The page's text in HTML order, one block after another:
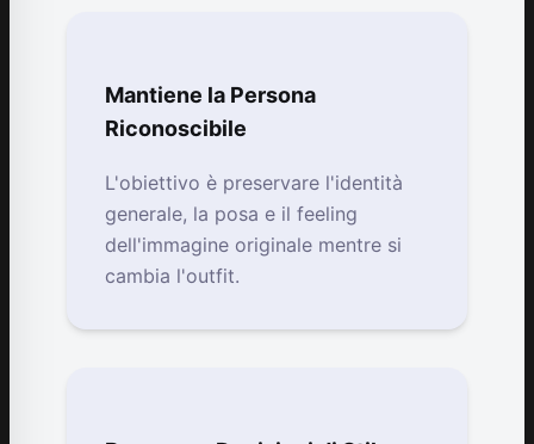
Mantiene la Persona
Riconoscibile
L'obiettivo è preservare l'identità
generale, la posa e il feeling
dell'immagine originale mentre si
cambia l'outfit.